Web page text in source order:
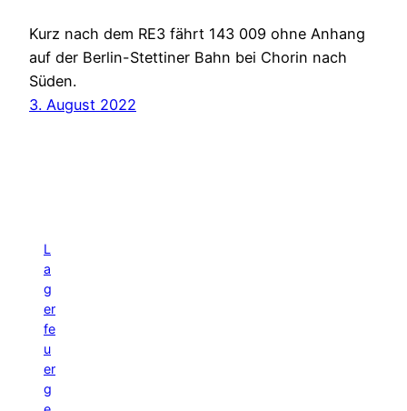
Kurz nach dem RE3 fährt 143 009 ohne Anhang
auf der Berlin-Stettiner Bahn bei Chorin nach
Süden.
3. August 2022
L
a
g
er
fe
u
er
g